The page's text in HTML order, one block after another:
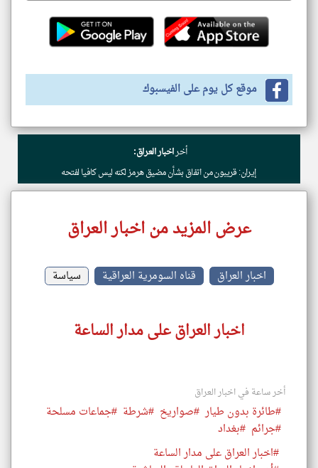
موقع كل يوم على الفيسبوك
أخراخبار العراق:
إيران: قريبون من اتفاق بشأن مضيق هرمز لكنه ليس كافيا لفتحه
عرض المزيد من اخبار العراق
اخبار العراق قناه السومرية العراقية سياسة
اخبار العراق على مدار الساعة
أخر ساعة في اخبار العراق
#طائرة بدون طيار #صواريخ #شرطة #جماعات مسلحة
#جرائم #بغداد
#اخبار العراق على مدار الساعة